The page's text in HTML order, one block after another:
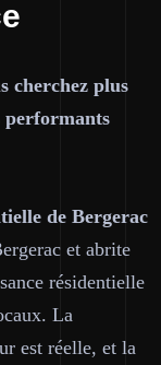
cherchez plus
performants
de Bergerac
et abrite
résidentielle
La
est réelle, et la